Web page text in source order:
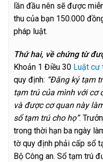
lần đầu nên sẽ được
thu của bạn 150.000
pháp luật.
Thứ hai, về chứng từ
Khoản 1 Điều 30 Luật cư
quy định: “Đăng ký tạm
tạm trú của mình với cơ
và được cơ quan này
sổ tạm trú cho họ”.
trong thời hạn ba ngày
tờ quy định phải cấp sổ
Bộ Công an. Sổ tạm trú